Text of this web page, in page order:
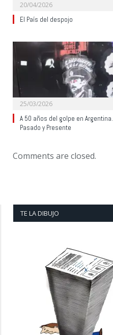
20/04/2026
El País del despojo
25/03/2026
A 50 años del golpe en Argentina.
Pasado y Presente
Comments are closed.
TE LA DIBUJO